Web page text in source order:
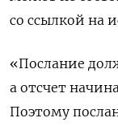
со ссылкой на
«Послание
а отсчет
Поэтому